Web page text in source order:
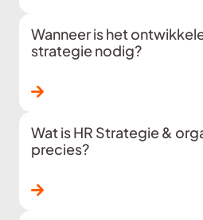
Wanneer is het
strategie nodig?
Lees verder
Wat is HR Strategie &
precies?
Lees verder